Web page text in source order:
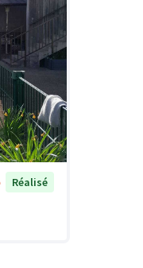
Réalisé